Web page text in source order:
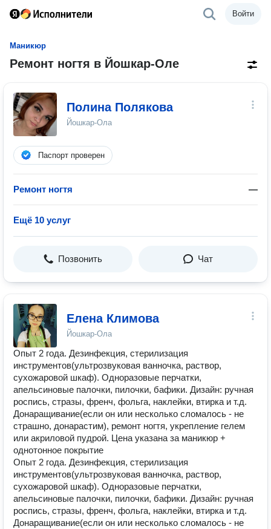
Войти
Маникюр
Ремонт ногтя в Йошкар-Оле
Полина Полякова
Йошкар-Ола
Паспорт проверен
Ремонт ногтя —
Ещё 10 услуг
Позвонить Чат
Елена Климова
Йошкар-Ола
Опыт 2 года. Дезинфекция, стерилизация
инструментов(ультрозвуковая ванночка, раствор,
сухожаровой шкаф). Одноразовые перчатки,
апельсиновые палочки, пилочки, бафики. Дизайн: ручная
роспись, стразы, френч, фольга, наклейки, втирка и т.д.
Донаращивание(если он или несколько сломалось - не
страшно, донарастим), ремонт ногтя, укрепление гелем
или акриловой пудрой. Цена указана за маникюр +
однотонное покрытие
Опыт 2 года. Дезинфекция, стерилизация
инструментов(ультрозвуковая ванночка, раствор,
сухожаровой шкаф). Одноразовые перчатки,
апельсиновые палочки, пилочки, бафики. Дизайн: ручная
роспись, стразы, френч, фольга, наклейки, втирка и т.д.
Донаращивание(если он или несколько сломалось - не